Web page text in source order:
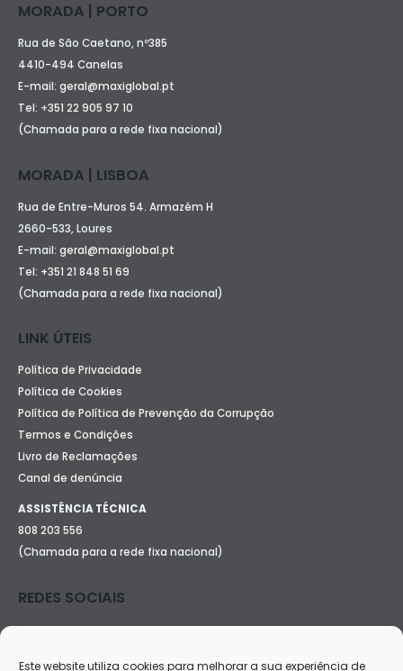
Este website utiliza cookies para melhorar a sua experiência de
MORADA | PORTO
Rua de São Caetano, nº385
4410-494 Canelas
E-mail: geral@maxiglobal.pt
Tel: +351 22 905 97 10
(Chamada para a rede fixa nacional)
MORADA | LISBOA
Rua de Entre-Muros 54. Armazém H
2660-533, Loures
E-mail: geral@maxiglobal.pt
Tel: +351 21 848 51 69
(Chamada para a rede fixa nacional)
LINK ÚTEIS
Política de Privacidade
Política de Cookies
Política de Política de Prevenção da Corrupção
Termos e Condições
Livro de Reclamações
Canal de denúncia
ASSISTÊNCIA TÉCNICA
808 203 556
(Chamada para a rede fixa nacional)
REDES SOCIAIS